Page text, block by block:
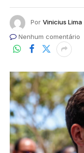
Por Vinicius Lima
Nenhum comentário